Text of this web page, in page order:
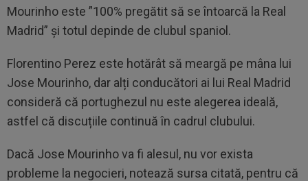
Mourinho este ”100% pregătit să se întoarcă la Real
Madrid” și totul depinde de clubul spaniol.
Florentino Perez este hotărât să meargă pe mâna lui
Jose Mourinho, dar alți conducători ai lui Real Madrid
consideră că portughezul nu este alegerea ideală,
astfel că discuțiile continuă în cadrul clubului.
Dacă Jose Mourinho va fi alesul, nu vor exista
probleme la negocieri, notează sursa citată, pentru că